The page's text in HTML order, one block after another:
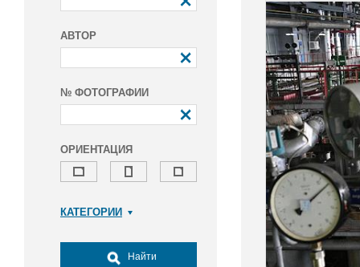
АВТОР
№ ФОТОГРАФИИ
ОРИЕНТАЦИЯ
КАТЕГОРИИ
Досуг, туризм и отдых
Найти